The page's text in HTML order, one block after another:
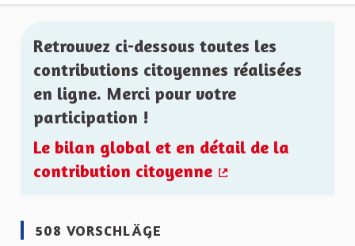
Retrouvez ci-dessous toutes les
contributions citoyennes réalisées
en ligne. Merci pour votre
participation !
Le bilan global et en détail de la
contribution citoyenne
508 VORSCHLÄGE